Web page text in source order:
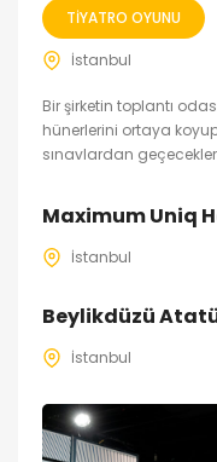
TIYATRO OYUNU
İstanbul
Bir şirketin toplantı
hünerlerini ortaya
sınavlardan
Maximum Uniq
İstanbul
Beylikdüzü
İstanbul